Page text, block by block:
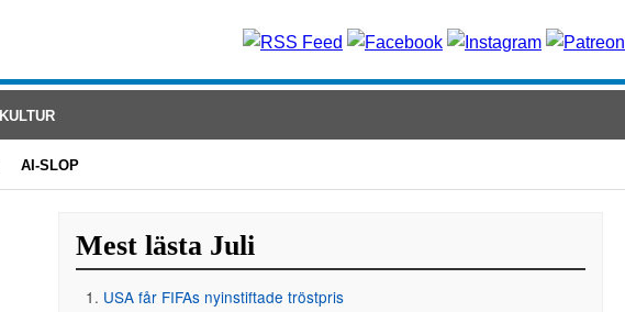
KULTUR
AI-SLOP
Mest lästa Juli
USA får FIFAs nyinstiftade tröstpris